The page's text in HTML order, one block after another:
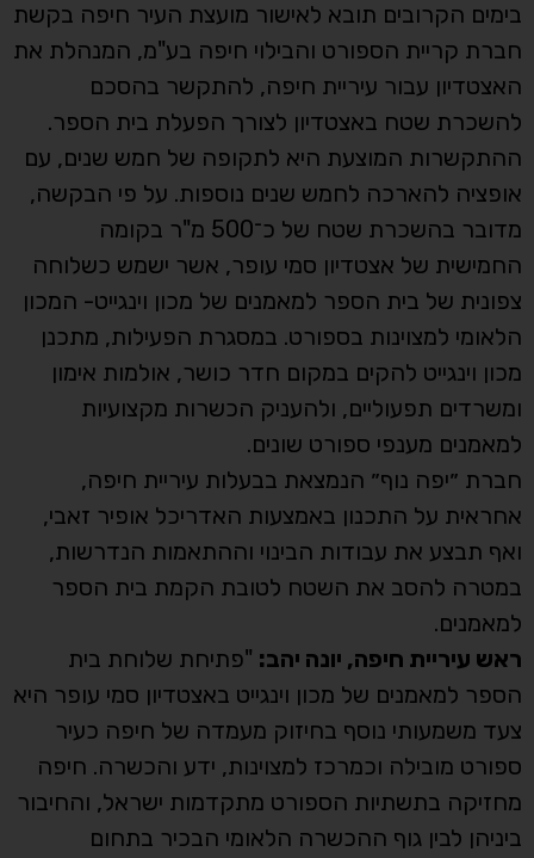
בימים הקרובים תובא לאישור מועצת העיר חיפה בקשת
חברת קריית הספורט והבילוי חיפה בע"מ, המנהלת את
האצטדיון עבור עיריית חיפה, להתקשר בהסכם
להשכרת שטח באצטדיון לצורך הפעלת בית הספר.
ההתקשרות המוצעת היא לתקופה של חמש שנים, עם
אופציה להארכה לחמש שנים נוספות. על פי הבקשה,
מדובר בהשכרת שטח של כ־500 מ"ר בקומה
החמישית של אצטדיון סמי עופר, אשר ישמש כשלוחה
צפונית של בית הספר למאמנים של מכון וינגייט- המכון
הלאומי למצוינות בספורט. במסגרת הפעילות, מתכנן
מכון וינגייט להקים במקום חדר כושר, אולמות אימון
ומשרדים תפעוליים, ולהעניק הכשרות מקצועיות
למאמנים מענפי ספורט שונים.
חברת ״יפה נוף״ הנמצאת בבעלות עיריית חיפה,
אחראית על התכנון באמצעות האדריכל אופיר זאבי,
ואף תבצע את עבודות הבינוי וההתאמות הנדרשות,
במטרה להסב את השטח לטובת הקמת בית הספר
למאמנים.
ראש עיריית חיפה, יונה יהב: "פתיחת שלוחת בית
הספר למאמנים של מכון וינגייט באצטדיון סמי עופר היא
צעד משמעותי נוסף בחיזוק מעמדה של חיפה כעיר
ספורט מובילה וכמרכז למצוינות, ידע והכשרה. חיפה
מחזיקה בתשתיות הספורט מתקדמות ישראל, והחיבור
ביניהן לבין גוף ההכשרה הלאומי הבכיר בתחום